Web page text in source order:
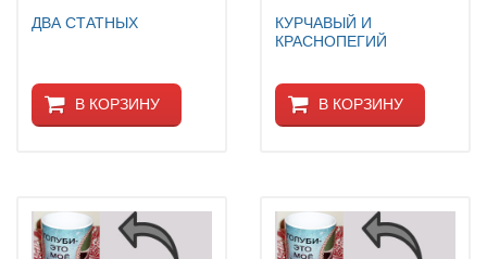
ДВА СТАТНЫХ
В КОРЗИНУ
КУРЧАВЫЙ И
КРАСНОПЕГИЙ
В КОРЗИНУ